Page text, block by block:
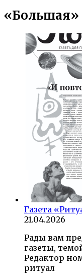
«Большая»
Газета
21.04.2026
Рады вам
газеты,
Редактор
ритуал